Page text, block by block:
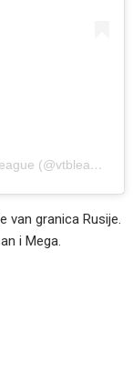
A post shared by Единая Лига ВТБ | VTB League (@vtbleague)
van granica Rusije.
i Mega.